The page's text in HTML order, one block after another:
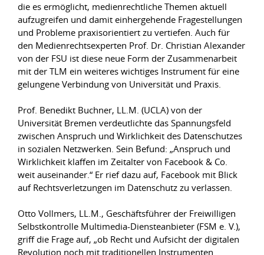
die es ermöglicht, medienrechtliche Themen aktuell
aufzugreifen und damit einhergehende Fragestellungen
und Probleme praxisorientiert zu vertiefen. Auch für
den Medienrechtsexperten Prof. Dr. Christian Alexander
von der FSU ist diese neue Form der Zusammenarbeit
mit der TLM ein weiteres wichtiges Instrument für eine
gelungene Verbindung von Universität und Praxis.
Prof. Benedikt Buchner, LL.M. (UCLA) von der
Universität Bremen verdeutlichte das Spannungsfeld
zwischen Anspruch und Wirklichkeit des Datenschutzes
in sozialen Netzwerken. Sein Befund: „Anspruch und
Wirklichkeit klaffen im Zeitalter von Facebook & Co.
weit auseinander.“ Er rief dazu auf, Facebook mit Blick
auf Rechtsverletzungen im Datenschutz zu verlassen.
Otto Vollmers, LL.M., Geschäftsführer der Freiwilligen
Selbstkontrolle Multimedia-Diensteanbieter (FSM e. V.),
griff die Frage auf, „ob Recht und Aufsicht der digitalen
Revolution noch mit traditionellen Instrumenten